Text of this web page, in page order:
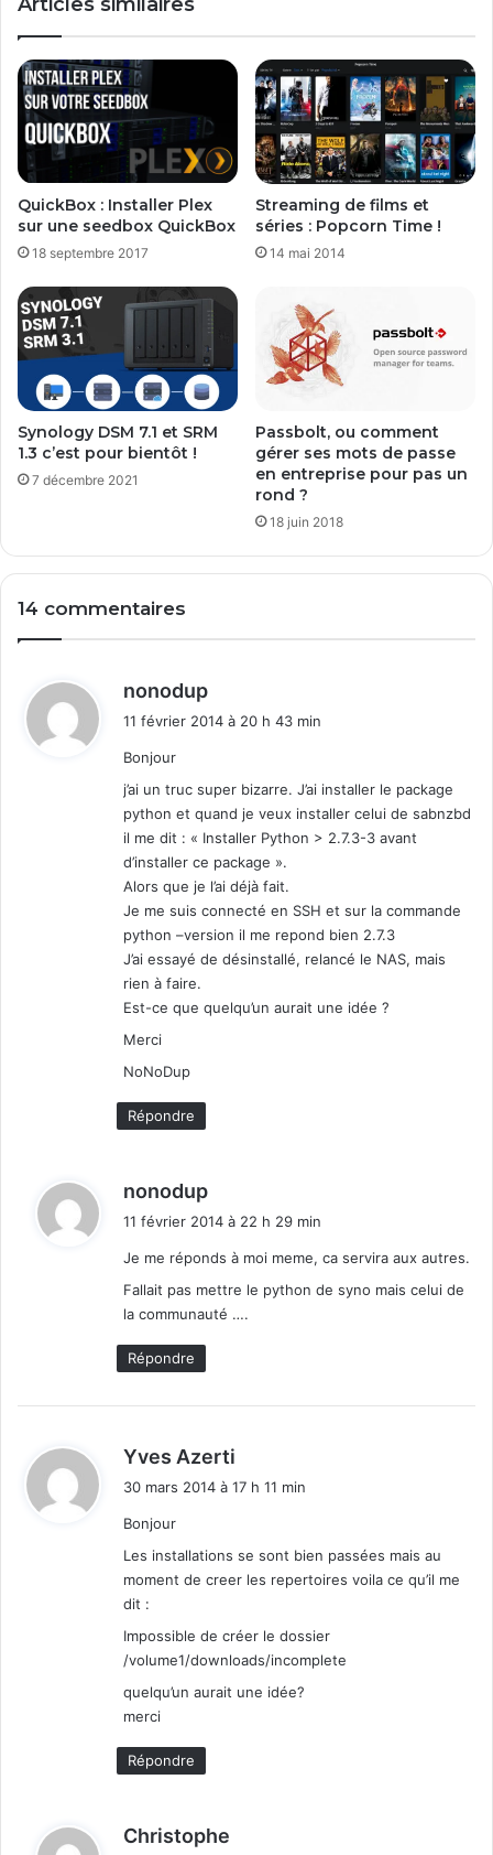
a
i
n
d
o
w
d
'
a
r
0
3
o
e
x
o
n
r
é
s
a
u
x
v
e
c
T
o
V
QuickBox : Installer Plex
sur une seedbox QuickBox
18 septembre 2017
Streaming de films et
séries : Popcorn Time !
14 mai 2014
Synology DSM 7.1 et SRM
1.3 c’est pour bientôt !
7 décembre 2021
Passbolt, ou comment
gérer ses mots de passe
en entreprise pour pas un
rond ?
18 juin 2018
14 commentaires
nonodup
:
11 février 2014 à 20 h 43 min
Bonjour
j’ai un truc super bizarre. J’ai installer le package
python et quand je veux installer celui de sabnzbd
il me dit : « Installer Python > 2.7.3-3 avant
d’installer ce package ».
Alors que je l’ai déjà fait.
Je me suis connecté en SSH et sur la commande
python –version il me repond bien 2.7.3
J’ai essayé de désinstallé, relancé le NAS, mais
rien à faire.
Est-ce que quelqu’un aurait une idée ?
Merci
NoNoDup
Répondre
nonodup
:
11 février 2014 à 22 h 29 min
Je me réponds à moi meme, ca servira aux autres.
Fallait pas mettre le python de syno mais celui de
la communauté ….
Répondre
Yves Azerti
:
30 mars 2014 à 17 h 11 min
Bonjour
Les installations se sont bien passées mais au
moment de creer les repertoires voila ce qu’il me
dit :
Impossible de créer le dossier
/volume1/downloads/incomplete
quelqu’un aurait une idée?
merci
Répondre
Christophe